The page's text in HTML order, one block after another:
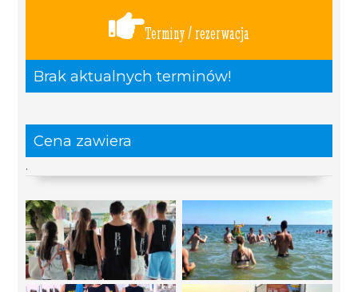
Terminy / rezerwacja
Brak aktualnych terminów!
Cena zawiera
.